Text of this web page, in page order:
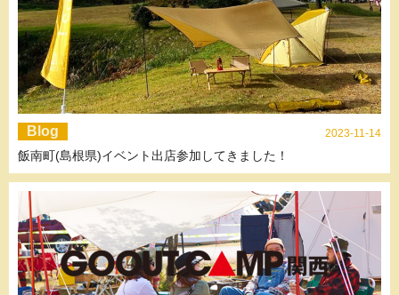
Blog 2023-11-14
飯南町(島根県)イベント出店参加してきました！